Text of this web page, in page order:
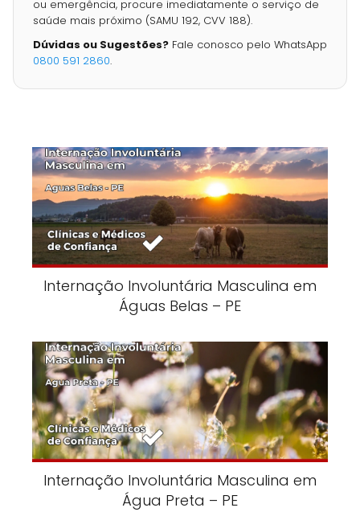
ou emergência, procure imediatamente o serviço de
saúde mais próximo (SAMU 192, CVV 188).
Dúvidas ou Sugestões? Fale conosco pelo WhatsApp
0800 591 2860.
Internação Involuntária Masculina em
Águas Belas – PE
Internação Involuntária Masculina em
Água Preta – PE